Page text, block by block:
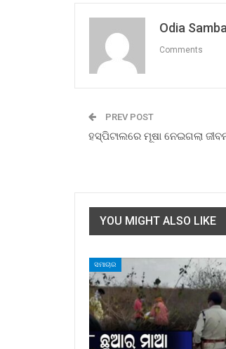
Odia
Comments
PREV POST
ହସ୍ପିଟାଲରେ ମୂଷା ନେଇଗଲା
YOU MIGHT ALSO LIKE
ସମାଚାର